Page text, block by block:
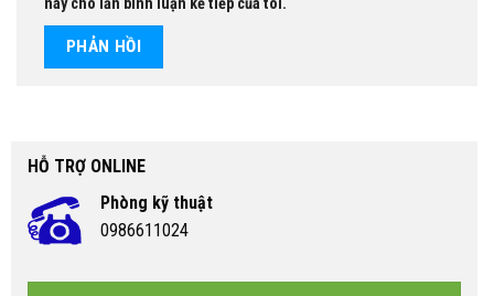
này cho lần bình luận kế tiếp của tôi.
HỖ TRỢ ONLINE
Phòng kỹ thuật
0986611024